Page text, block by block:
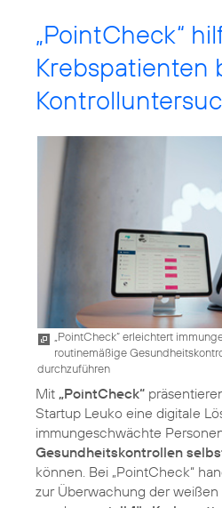
„PointCheck“
Krebspatienten
„PointCheck“ erleichtert
routinemäßige
durchzuführen
Mit „PointCheck“
Startup Leuko eine digitale
immungeschwächte
Gesundheitskontrollen
können. Bei „PointCheck“
zur Überwachung der